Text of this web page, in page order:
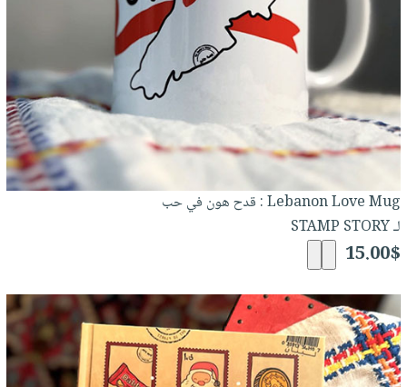
Lebanon Love Mug : قدح هون في حب
لـ STAMP STORY
15.00$